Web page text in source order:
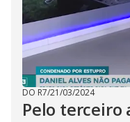
DO R7/21/03/2024
Pelo terceiro